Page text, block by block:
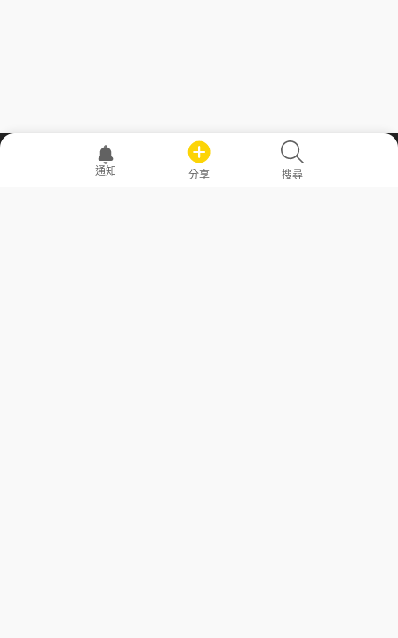
職場透明化運動
通知 分享 搜尋